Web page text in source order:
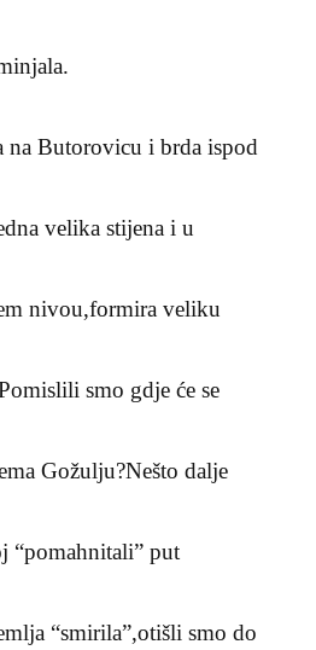
na Butorovicu i brda ispod
velika stijena i u
nivou,formira veliku
smo gdje će se
Gožulju?Nešto dalje
“pomahnitali” put
“smirila”,otišli smo do